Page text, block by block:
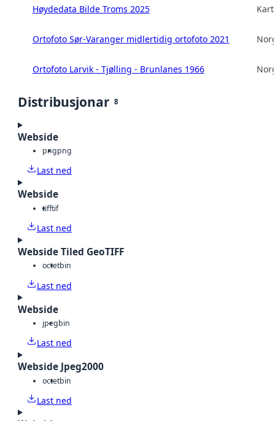
Høydedata Bilde Troms 2025
Ortofoto Sør-Varanger midlertidig ortofoto 2021
Ortofoto Larvik - Tjølling - Brunlanes 1966
Distribusjonar 8
Webside
pngpng
Last ned
Webside
tifftif
Last ned
Webside Tiled GeoTIFF
octetbin
Last ned
Webside
jpegbin
Last ned
Webside Jpeg2000
octetbin
Last ned